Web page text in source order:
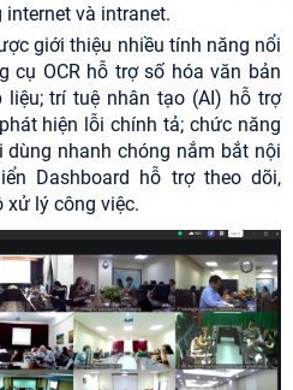
và intranet.
giới thiệu nhiều tính năng nổi
cụ OCR hỗ trợ số hóa văn bản
trí tuệ nhân tạo (AI) hỗ trợ
hiện lỗi chính tả; chức năng
nhanh chóng nắm bắt nội
Dashboard hỗ trợ theo dõi,
xử lý công việc.